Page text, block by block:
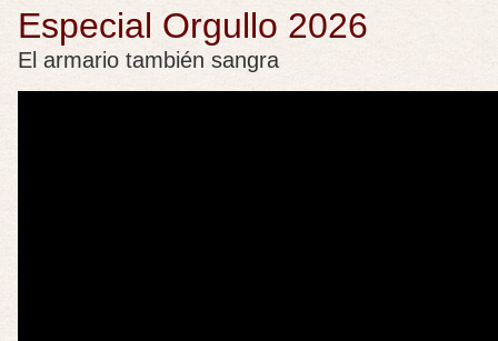
Especial Orgullo 2026
El armario también sangra